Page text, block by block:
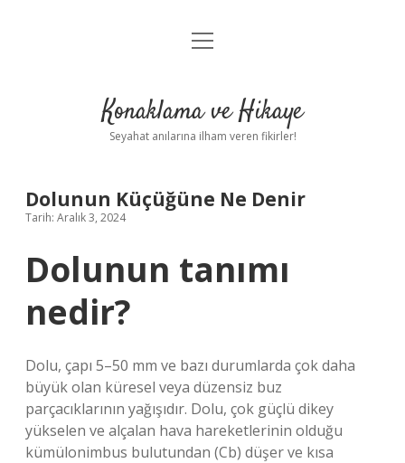
Anasayfa
Yasal Uyarı
menüyü
Konaklama ve Hikaye
Seyahat anılarına ilham veren fikirler!
Dolunun Küçüğüne Ne Denir
Tarih: Aralık 3, 2024
Dolunun tanımı
nedir?
Dolu, çapı 5–50 mm ve bazı durumlarda çok daha
büyük olan küresel veya düzensiz buz
parçacıklarının yağışıdır. Dolu, çok güçlü dikey
yükselen ve alçalan hava hareketlerinin olduğu
kümülonimbus bulutundan (Cb) düşer ve kısa